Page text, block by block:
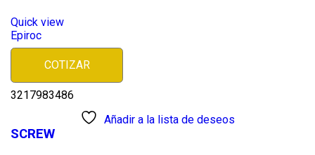
Quick view
Epiroc
COTIZAR
3217983486
Añadir a la lista de deseos
SCREW